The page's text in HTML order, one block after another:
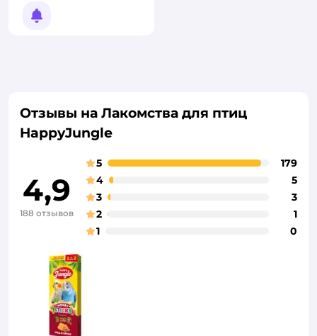
Уведомить о появлении
Отзывы на Лакомства для птиц
HappyJungle
4,9
188 отзывов
5
179
4
5
3
3
2
1
1
0